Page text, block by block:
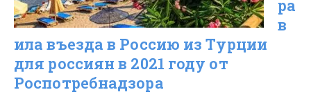
в
2021
году
ра
в
ила въезда в Россию из Турции
для россиян в 2021 году от
Роспотребнадзора